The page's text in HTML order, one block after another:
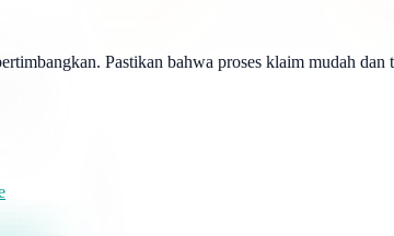
Pastikan bahwa proses klaim mudah